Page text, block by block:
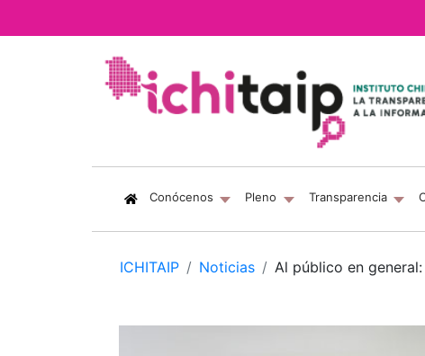
Conócenos (current)
Pleno Transparencia
ICHITAIP Noticias Al público en